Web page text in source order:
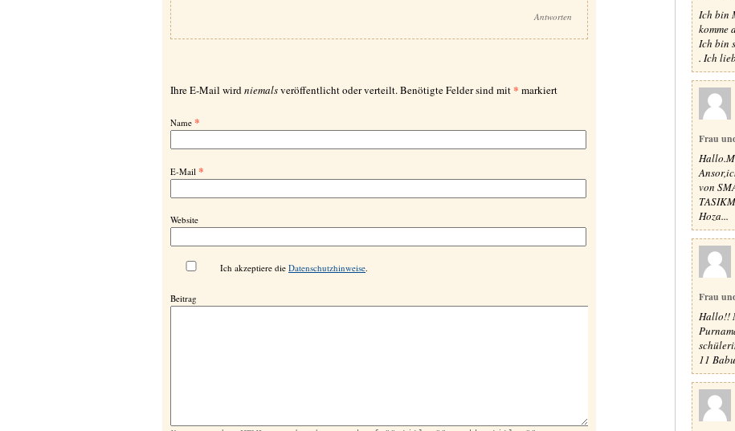
Antworten
Ihre E-Mail wirdniemalsveröffentlicht oder verteilt. Benötigte Felder sind mit* markiert
Name *
E-Mail *
Website
Ich akzeptiere die Datenschutzhinweise.
Beitrag
Ich bin
komme
Ich bin
. Ich
Frau
von
Hoza...
Frau
Hallo!!
11